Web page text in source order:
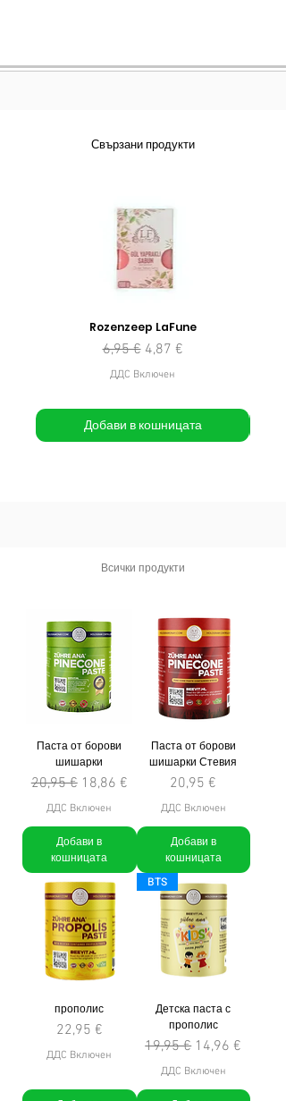
Свързани продукти
Rozenzeep LaFune
Редовна цена
6,95 € Продажна цена
4,87 €
ДДС Включен
Добави в кошницата
Всички продукти
Паста от борови
шишарки
Редовна цена
20,95 € Продажна цена
18,86 €
ДДС Включен
Добави в
кошницата
Паста от борови
шишарки Стевия
Цена
20,95 €
ДДС Включен
Добави в
кошницата
прополис
Цена
22,95 €
ДДС Включен
BTS
Детска паста с
прополис
Редовна цена
19,95 € Продажна цена
14,96 €
ДДС Включен